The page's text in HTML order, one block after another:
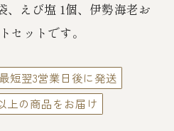
焼ひかり)
納言厨房）
、えび塩 1個、伊勢海老お
セットです。
短翌3営業日後に発送
上の商品をお届け